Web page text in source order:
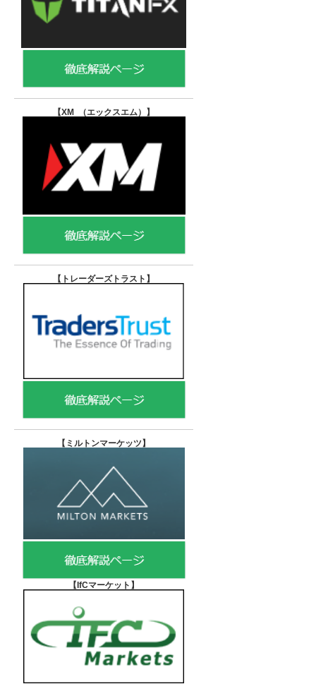
【XM （エックスエム） 】
【トレーダーズトラスト 】
【 ミルトンマーケッツ】
【IfCマーケット 】